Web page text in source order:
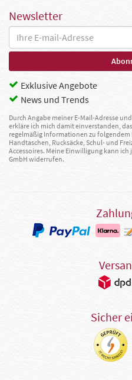
Newsletter
Exklusive Angebote
News und Trends
Durch Angabe meiner E-Mail-Adresse
erkläre ich mich damit einverstanden,
regelmäßig Informationen zu
Handtaschen, Rucksäcke, Schul- und
Accessoires. Meine Einwilligung kann
GmbH widerrufen.
Sicher